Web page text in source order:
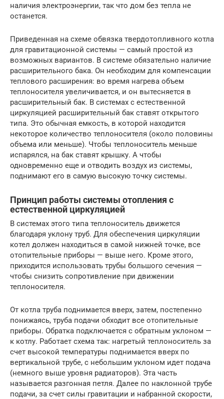
наличия электроэнергии, так что дом без тепла не
останется.
Приведенная на схеме обвязка твердотопливного котла
для гравитационной системы — самый простой из
возможных вариантов. В системе обязательно наличие
расширительного бака. Он необходим для компенсации
теплового расширения: во время нагрева объем
теплоносителя увеличивается, и он вытесняется в
расширительный бак. В системах с естественной
циркуляцией расширительный бак ставят открытого
типа. Это обычная емкость, в которой находится
некоторое количество теплоносителя (около половины
объема или меньше). Чтобы теплоноситель меньше
испарялся, на бак ставят крышку. А чтобы
одновременно еще и отводить воздух из системы,
поднимают его в самую высокую точку системы.
Принцип работы системы отопления с
естественной циркуляцией
В системах этого типа теплоноситель движется
благодаря уклону труб. Для обеспечения циркуляции
котел должен находиться в самой нижней точке, все
отопительные приборы — выше него. Кроме этого,
приходится использовать трубы большого сечения —
чтобы снизить сопротивление при движении
теплоносителя.
От котла труба поднимается вверх, затем, постепенно
понижаясь, труба подачи обходит все отопительные
приборы. Обратка подключается с обратным уклоном —
к котлу. Работает схема так: нагретый теплоноситель за
счет высокой температуры поднимается вверх по
вертикальной трубе, с небольшим уклоном идет подача
(немного выше уровня радиаторов). Эта часть
называется разгонная петля. Далее по наклонной трубе
подачи, за счет силы гравитации и набранной скорости,